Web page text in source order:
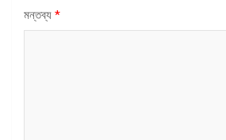
মন্তব্য *